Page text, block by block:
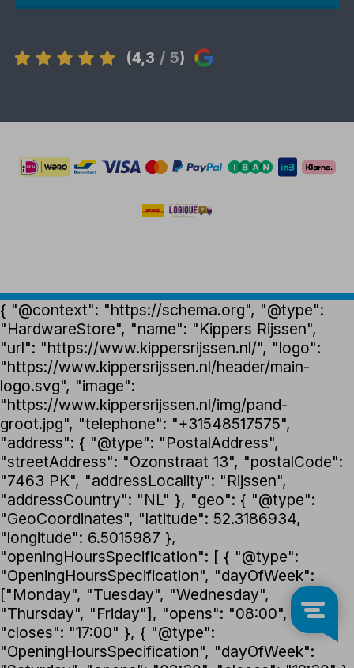
(4,3 / 5)
{ "@context": "https://schema.org", "@type":
"HardwareStore", "name": "Kippers Rijssen",
"url": "https://www.kippersrijssen.nl/", "logo":
"https://www.kippersrijssen.nl/header/main-
logo.svg", "image":
"https://www.kippersrijssen.nl/img/pand-
groot.jpg", "telephone": "+31548517575",
"address": { "@type": "PostalAddress",
"streetAddress": "Ozonstraat 13", "postalCode":
"7463 PK", "addressLocality": "Rijssen",
"addressCountry": "NL" }, "geo": { "@type":
"GeoCoordinates", "latitude": 52.3186934,
"longitude": 6.5015987 },
"openingHoursSpecification": [ { "@type":
"OpeningHoursSpecification", "dayOfWeek":
["Monday", "Tuesday", "Wednesday",
"Thursday", "Friday"], "opens": "08:00",
"closes": "17:00" }, { "@type":
"OpeningHoursSpecification", "dayOfWeek":